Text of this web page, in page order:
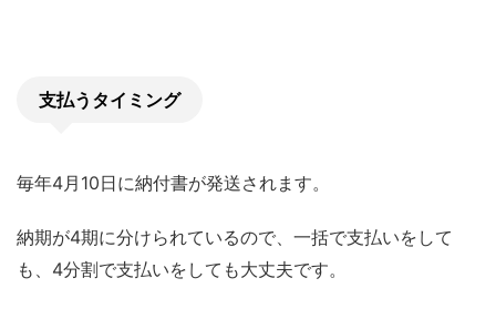
支払うタイミング
毎年4月10日に納付書が発送されます。
納期が4期に分けられているので、一括で支払いをして
も、4分割で支払いをしても大丈夫です。